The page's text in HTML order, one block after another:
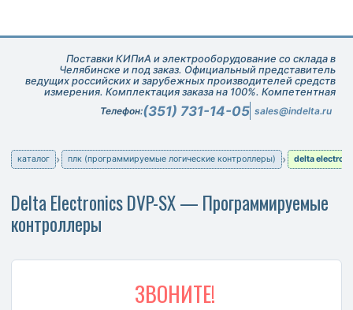
Поставки КИПиА и электрооборудование со склада в
Челябинске и под заказ. Официальный представитель
ведущих российских и зарубежных производителей средств
измерения. Комплектация заказа на 100%. Компетентная
техническая поддержка при подборе оборудования.
Телефон:(351) 731-14-05 sales@indelta.ru
каталог плк (программируемые логические контроллеры) delta
Delta Electronics DVP-SX — Программируемые
контроллеры
ЗВОНИТЕ!